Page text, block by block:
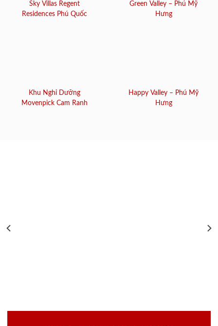
Sky Villas Regent
Residences Phú Quốc
Green Valley – Phú Mỹ
Hưng
Khu Nghỉ Dưỡng
Movenpick Cam Ranh
Happy Valley – Phú Mỹ
Hưng